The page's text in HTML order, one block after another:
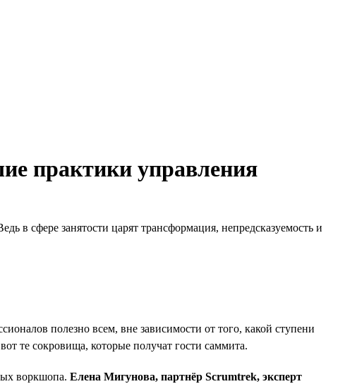
практики управления
в сфере занятости царят трансформация, непредсказуемость и
полезно всем, вне зависимости от того, какой ступени
те сокровища, которые получат гости саммита.
воркшопа. Елена Мигунова, партнёр Scrumtrek, эксперт